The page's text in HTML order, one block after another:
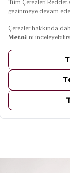
ÜRÜN BİLGİLERİ
TESLİMAT VE
TAKSİT
MAĞAZADA BUL
ÜRÜN